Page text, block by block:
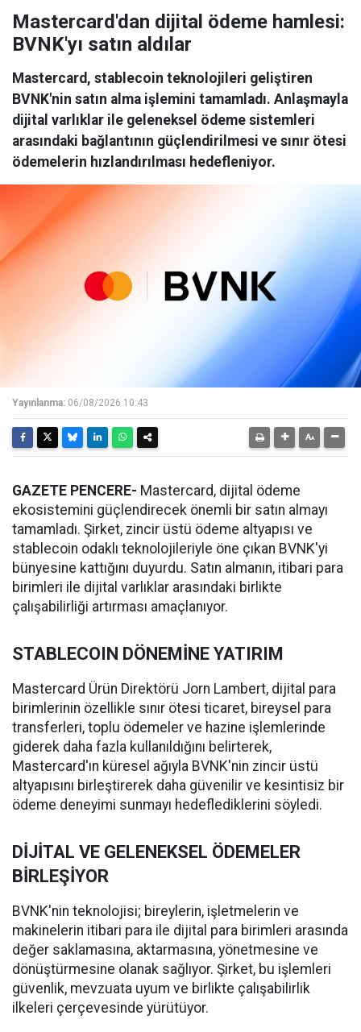
Mastercard'dan dijital ödeme hamlesi:
BVNK'yı satın aldılar
Mastercard, stablecoin teknolojileri geliştiren
BVNK'nin satın alma işlemini tamamladı. Anlaşmayla
dijital varlıklar ile geleneksel ödeme sistemleri
arasındaki bağlantının güçlendirilmesi ve sınır ötesi
ödemelerin hızlandırılması hedefleniyor.
Yayınlanma: 06/08/2026 10:43
GAZETE PENCERE- Mastercard, dijital ödeme
ekosistemini güçlendirecek önemli bir satın almayı
tamamladı. Şirket, zincir üstü ödeme altyapısı ve
stablecoin odaklı teknolojileriyle öne çıkan BVNK'yi
bünyesine kattığını duyurdu. Satın almanın, itibari para
birimleri ile dijital varlıklar arasındaki birlikte
çalışabilirliği artırması amaçlanıyor.
STABLECOIN DÖNEMİNE YATIRIM
Mastercard Ürün Direktörü Jorn Lambert, dijital para
birimlerinin özellikle sınır ötesi ticaret, bireysel para
transferleri, toplu ödemeler ve hazine işlemlerinde
giderek daha fazla kullanıldığını belirterek,
Mastercard'ın küresel ağıyla BVNK'nin zincir üstü
altyapısını birleştirerek daha güvenilir ve kesintisiz bir
ödeme deneyimi sunmayı hedeflediklerini söyledi.
DİJİTAL VE GELENEKSEL ÖDEMELER
BİRLEŞİYOR
BVNK'nin teknolojisi; bireylerin, işletmelerin ve
makinelerin itibari para ile dijital para birimleri arasında
değer saklamasına, aktarmasına, yönetmesine ve
dönüştürmesine olanak sağlıyor. Şirket, bu işlemleri
güvenlik, mevzuata uyum ve birlikte çalışabilirlik
ilkeleri çerçevesinde yürütüyor.